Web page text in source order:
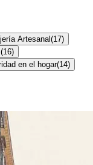
Artesanal (17)
(16)
en el hogar(14)